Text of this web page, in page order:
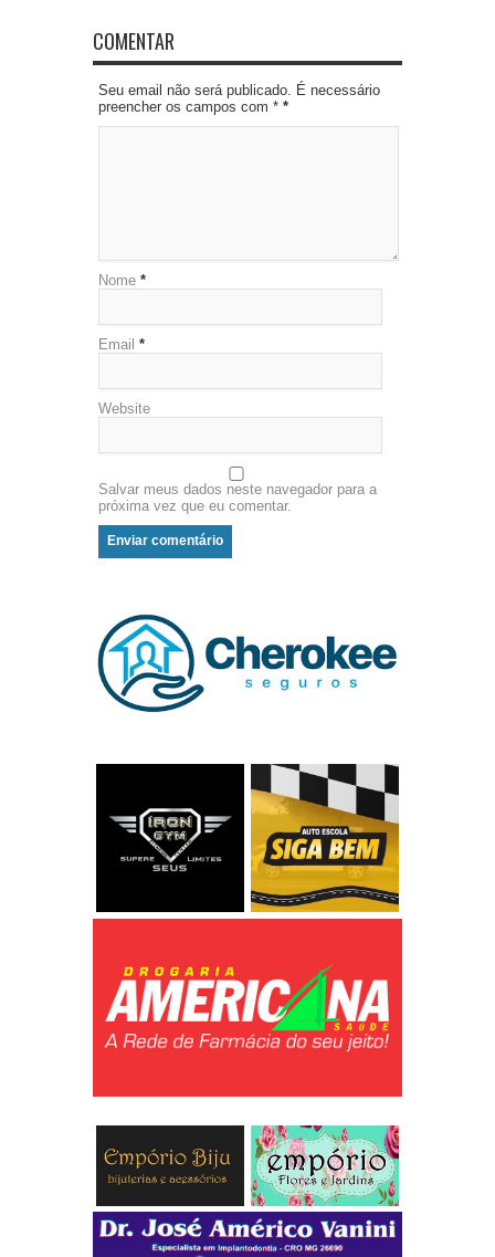
COMENTAR
Seu email não será publicado. É necessário
preencher os campos com * *
Nome *
Email *
Website
Salvar meus dados neste navegador para a
próxima vez que eu comentar.